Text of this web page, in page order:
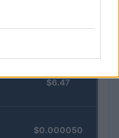
$6.47
$0.000050